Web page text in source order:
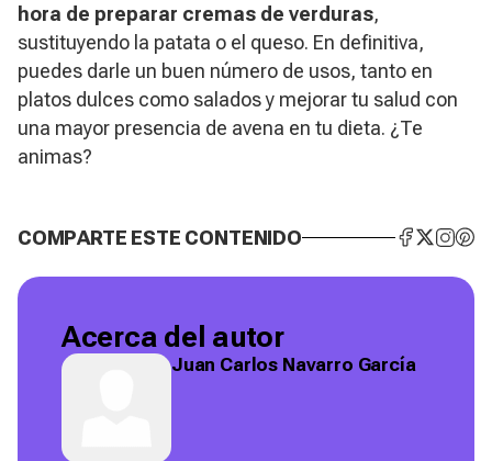
hora de preparar cremas de verduras,
sustituyendo la patata o el queso. En definitiva,
puedes darle un buen número de usos, tanto en
platos dulces como salados y mejorar tu salud con
una mayor presencia de avena en tu dieta. ¿Te
animas?
COMPARTE ESTE CONTENIDO
Acerca del autor
Juan Carlos Navarro García